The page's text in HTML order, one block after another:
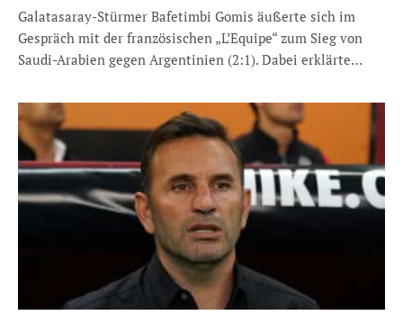
Galatasaray-Stürmer Bafetimbi Gomis äußerte sich im
Gespräch mit der französischen „L’Equipe“ zum Sieg von
Saudi-Arabien gegen Argentinien (2:1). Dabei erklärte…